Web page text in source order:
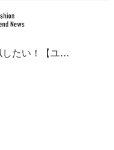
まるっと真似したい！【ユニクロ】おしゃれママがお手本♡「こなれコーデ」